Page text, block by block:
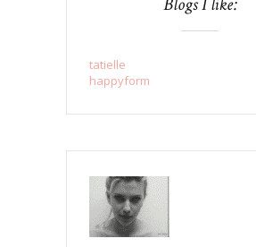
tatielle
happyform